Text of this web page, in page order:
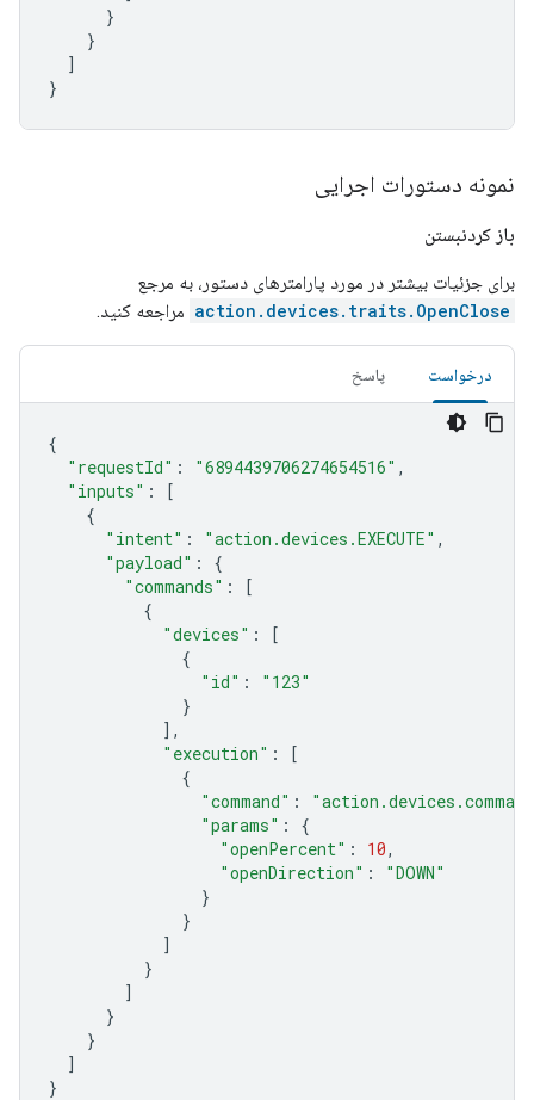
}
}
]
}
نمونه دستورات اجرایی
باز کردنبستن
برای جزئیات بیشتر در مورد پارامترهای دستور، به مرجع
action.devices.traits.OpenClose مراجعه کنید.
درخواست پاسخ
{
"requestId" : "6894439706274654516" ,
"inputs" :
[
{
"intent" : "action.devices.EXECUTE" ,
"payload" :
{
"commands" :
[
{
"devices" :
[
{
"id" :
"123"
}
],
"execution" :
[
{
"command" :
"params" :
{
"openPercent" : 10,
"openDirection" :
"DOWN"
}
}
]
}
]
}
}
]
}